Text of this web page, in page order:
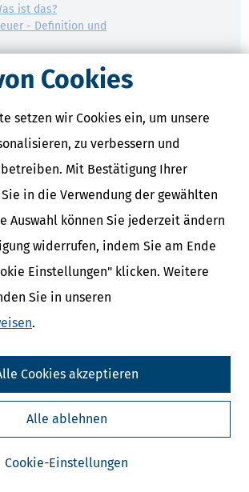
Cookies
setzen wir Cookies ein, um unsere
zu verbessern und
Mit Bestätigung Ihrer
in die Verwendung der gewählten
Auswahl können Sie jederzeit ändern
widerrufen, indem Sie am Ende
Einstellungen" klicken. Weitere
Sie in unseren
.
Cookie-Einstellungen
Alle ablehnen
Cookies akzeptieren
ist das?
- Definition und
& News
kostenlosen Newsletter
habe ich gelesen.
kann ich jederzeit durch